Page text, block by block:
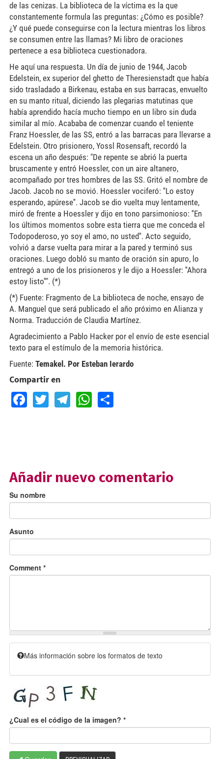
de las cenizas. La biblioteca de la víctima es la que
constantemente formula las preguntas: ¿Cómo es posible?
¿Y qué puede conseguirse con la lectura mientras los libros
se consumen entre las llamas? Mi libro de oraciones
pertenece a esa biblioteca cuestionadora.
He aquí una respuesta. Un día de junio de 1944, Jacob
Edelstein, ex superior del ghetto de Theresienstadt que había
sido trasladado a Birkenau, estaba en sus barracas, envuelto
en su manto ritual, diciendo las plegarias matutinas que
había aprendido hacía mucho tiempo en un libro sin duda
similar al mío. Acababa de comenzar cuando el teniente
Franz Hoessler, de las SS, entró a las barracas para llevarse a
Edelstein. Otro prisionero, Yossl Rosensaft, recordó la
escena un año después: "De repente se abrió la puerta
bruscamente y entró Hoessler, con un aire altanero,
acompañado por tres hombres de las SS. Gritó el nombre de
Jacob. Jacob no se movió. Hoessler vociferó: ''Lo estoy
esperando, apúrese''. Jacob se dio vuelta muy lentamente,
miró de frente a Hoessler y dijo en tono parsimonioso: ''En
los últimos momentos sobre esta tierra que me conceda el
Todopoderoso, yo soy el amo, no usted''. Acto seguido,
volvió a darse vuelta para mirar a la pared y terminó sus
oraciones. Luego dobló su manto de oración sin apuro, lo
entregó a uno de los prisioneros y le dijo a Hoessler: ''Ahora
estoy listo''". (*)
(*) Fuente: Fragmento de La biblioteca de noche, ensayo de
A. Manguel que será publicado el año próximo en Alianza y
Norma. Traducción de Claudia Martínez.
Agradecimiento a Pablo Hacker por el envío de este esencial
texto para el estímulo de la memoria histórica.
Fuente: Temakel. Por Esteban Ierardo
Compartir en
Facebook
TwitterTelegram
WhatsApp
Share
Añadir nuevo comentario
Su nombre
Asunto
Comment *
Más información sobre los formatos de texto
¿Cual es el código de la imagen? *